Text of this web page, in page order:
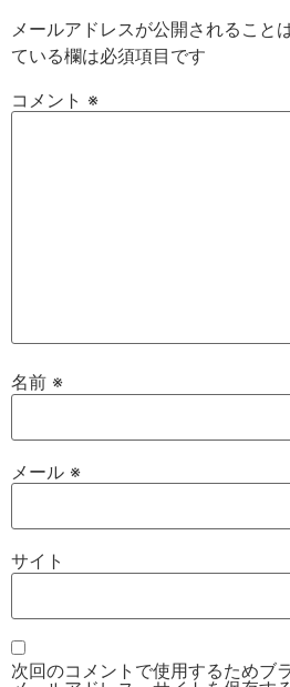
メールアドレスが公開されること
ている欄は必須項目です
コメント ※
名前 ※
メール ※
サイト
次回のコメントで使用するためブ